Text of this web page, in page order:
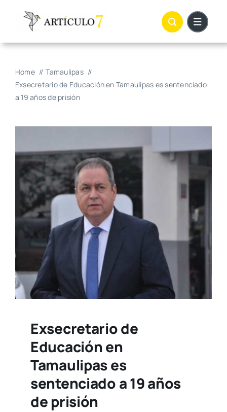
Home
Tamaulipas
Exsecretario de Educación en Tamaulipas es sentenciado
a 19 años de prisión
Exsecretario de
Educación en
Tamaulipas es
sentenciado a 19 años
de prisión